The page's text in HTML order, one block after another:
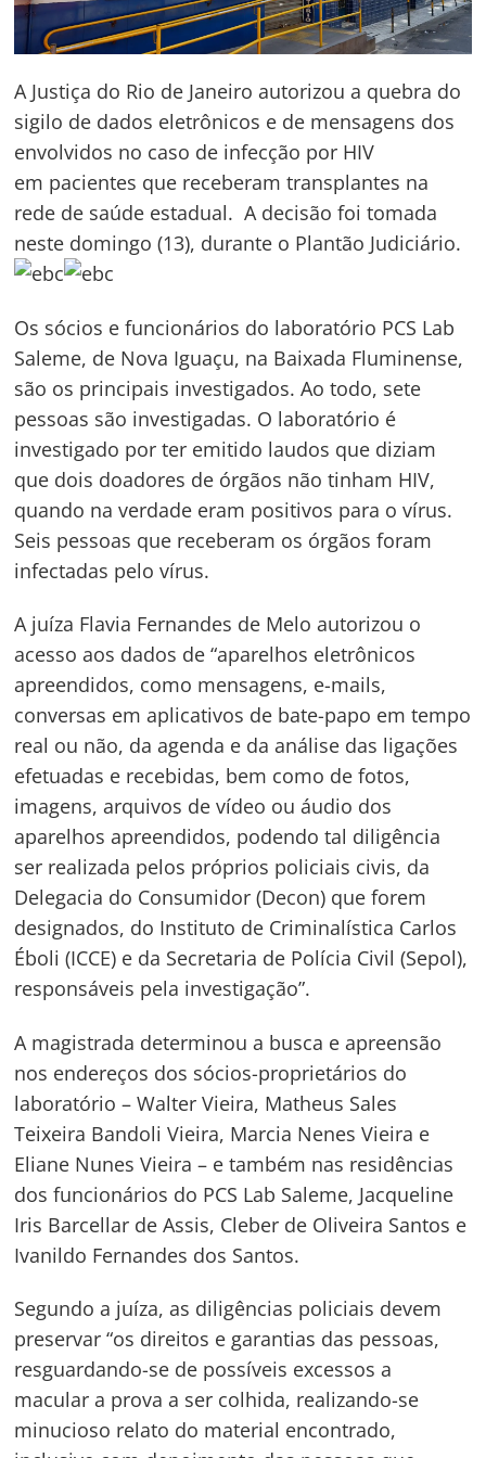
A Justiça do Rio de Janeiro autorizou a quebra do
sigilo de dados eletrônicos e de mensagens dos
envolvidos no caso de infecção por HIV
em pacientes que receberam transplantes na
rede de saúde estadual. A decisão foi tomada
neste domingo (13), durante o Plantão Judiciário.
Os sócios e funcionários do laboratório PCS Lab
Saleme, de Nova Iguaçu, na Baixada Fluminense,
são os principais investigados. Ao todo, sete
pessoas são investigadas. O laboratório é
investigado por ter emitido laudos que diziam
que dois doadores de órgãos não tinham HIV,
quando na verdade eram positivos para o vírus.
Seis pessoas que receberam os órgãos foram
infectadas pelo vírus.
A juíza Flavia Fernandes de Melo autorizou o
acesso aos dados de “aparelhos eletrônicos
apreendidos, como mensagens, e-mails,
conversas em aplicativos de bate-papo em tempo
real ou não, da agenda e da análise das ligações
efetuadas e recebidas, bem como de fotos,
imagens, arquivos de vídeo ou áudio dos
aparelhos apreendidos, podendo tal diligência
ser realizada pelos próprios policiais civis, da
Delegacia do Consumidor (Decon) que forem
designados, do Instituto de Criminalística Carlos
Éboli (ICCE) e da Secretaria de Polícia Civil (Sepol),
responsáveis pela investigação”.
A magistrada determinou a busca e apreensão
nos endereços dos sócios-proprietários do
laboratório – Walter Vieira, Matheus Sales
Teixeira Bandoli Vieira, Marcia Nenes Vieira e
Eliane Nunes Vieira – e também nas residências
dos funcionários do PCS Lab Saleme, Jacqueline
Iris Barcellar de Assis, Cleber de Oliveira Santos e
Ivanildo Fernandes dos Santos.
Segundo a juíza, as diligências policiais devem
preservar “os direitos e garantias das pessoas,
resguardando-se de possíveis excessos a
macular a prova a ser colhida, realizando-se
minucioso relato do material encontrado,